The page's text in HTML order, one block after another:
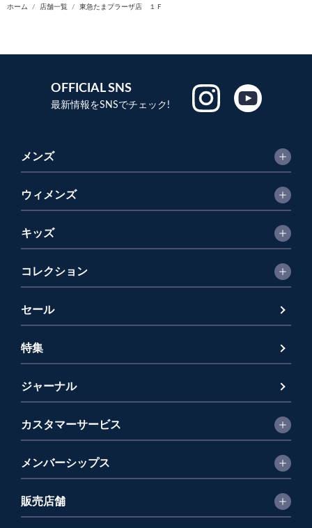
ホーム 店舗一覧 東急たまプラーザ店 １Ｆ
OFFICIAL SNS
最新情報をSNSでチェック!
メンズ
ウィメンズ
キッズ
コレクション
セール
特集
ジャーナル
カスタマーサービス
メンバーシップス
販売店舗